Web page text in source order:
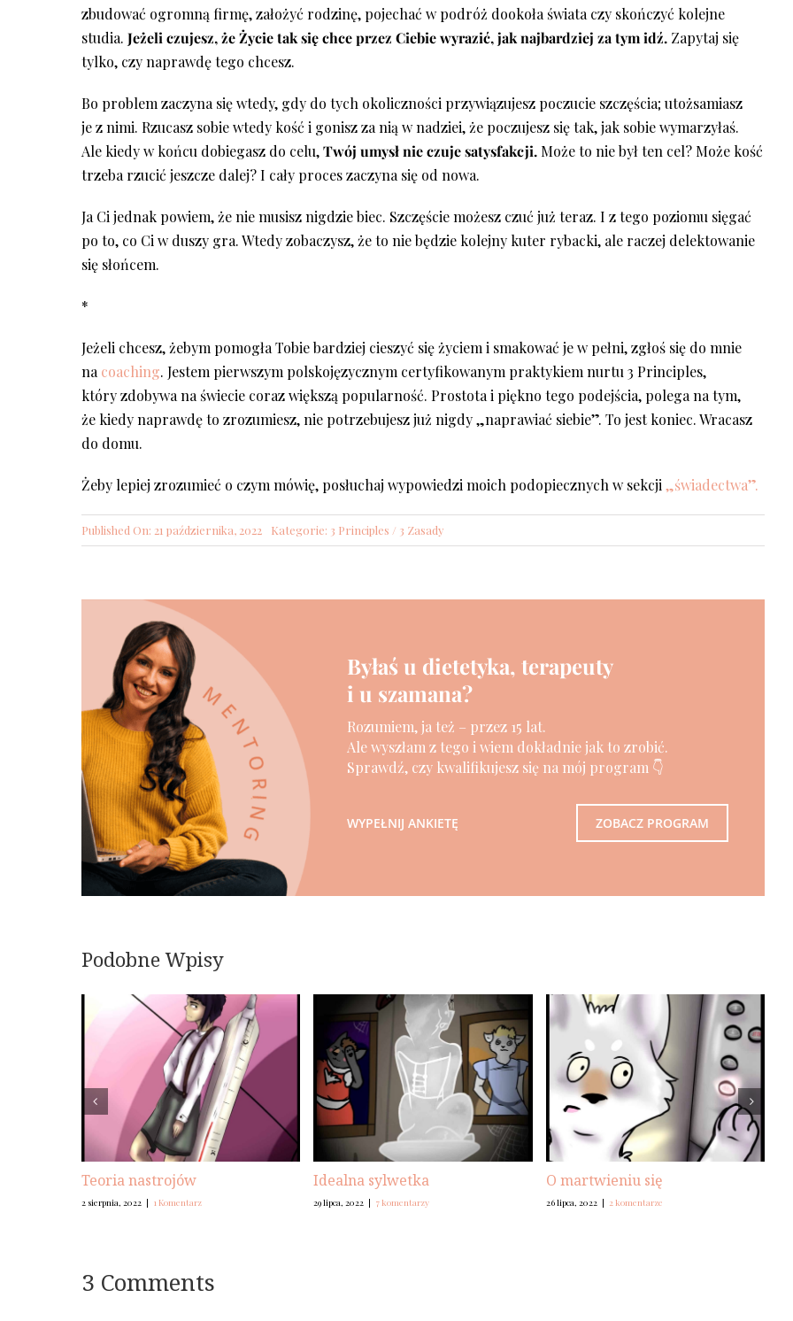
zbudować ogromną firmę, założyć rodzinę, pojechać w podróż dookoła świata czy skończyć kolejne
studia. Jeżeli czujesz, że Życie tak się chce przez Ciebie wyrazić, jak najbardziej za tym idź. Zapytaj się
tylko, czy naprawdę tego chcesz.
Bo problem zaczyna się wtedy, gdy do tych okoliczności przywiązujesz poczucie szczęścia; utożsamiasz
je z nimi. Rzucasz sobie wtedy kość i gonisz za nią w nadziei, że poczujesz się tak, jak sobie wymarzyłaś.
Ale kiedy w końcu dobiegasz do celu,Twój umysł nie czuje satysfakcji. Może to nie był ten cel? Może kość
trzeba rzucić jeszcze dalej? I cały proces zaczyna się od nowa.
Ja Ci jednak powiem, że nie musisz nigdzie biec. Szczęście możesz czuć już teraz. I z tego poziomu sięgać
po to, co Ci w duszy gra. Wtedy zobaczysz, że to nie będzie kolejny kuter rybacki, ale raczej delektowanie
się słońcem.
*
Jeżeli chcesz, żebym pomogła Tobie bardziej cieszyć się życiem i smakować je w pełni, zgłoś się do mnie
na coaching. Jestem pierwszym polskojęzycznym certyfikowanym praktykiem nurtu 3 Principles,
który zdobywa na świecie coraz większą popularność. Prostota i piękno tego podejścia, polega na tym,
że kiedy naprawdę to zrozumiesz, nie potrzebujesz już nigdy „naprawiać siebie”. To jest koniec. Wracasz
do domu.
Żeby lepiej zrozumieć o czym mówię, posłuchaj wypowiedzi moich podopiecznych w sekcji „świadectwa”.
Published On: 21 października, 2022 Kategorie: 3 Principles / 3 Zasady
Byłaś u dietetyka, terapeuty
i u szamana?
Rozumiem, ja też – przez 15 lat.
Ale wyszłam z tego i wiem dokładnie jak to zrobić.
Sprawdź, czy kwalifikujesz się na mój program 👇
WYPEŁNIJ ANKIETĘ ZOBACZ PROGRAM
Podobne Wpisy
Teoria nastrojów
2 sierpnia, 2022 | 1 Komentarz
Idealna sylwetka
29 lipca, 2022 | 7 komentarzy
O martwieniu się
26 lipca, 2022 | 2 komentarze
3 Comments